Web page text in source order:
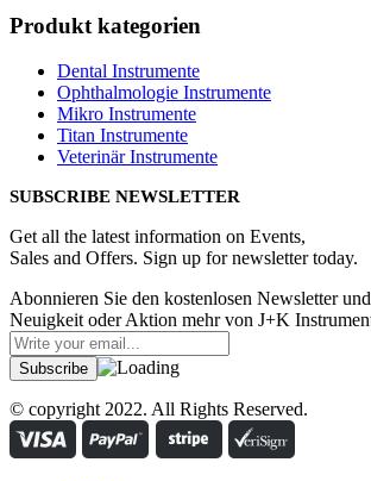
Produkt kategorien
Dental Instrumente
Ophthalmologie Instrumente
Mikro Instrumente
Titan Instrumente
Veterinär Instrumente
SUBSCRIBE NEWSLETTER
Get all the latest information on Events,
Sales and Offers. Sign up for newsletter today.
Abonnieren Sie den kostenlosen Newsletter
Neuigkeit oder Aktion mehr von J+K
© copyright 2022. All Rights Reserved.